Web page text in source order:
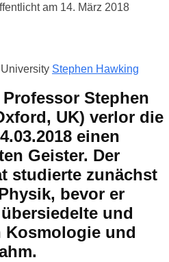
am 14. März 2018
Stephen Hawking
Stephen
UK) verlor die
einen
Geister. Der
studierte zunächst
bevor er
und
Kosmologie und